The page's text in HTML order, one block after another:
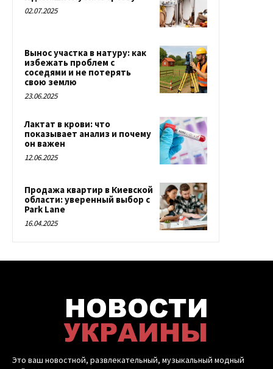
02.07.2025
Вынос участка в натуру: как
избежать проблем с
соседями и не потерять
свою землю
23.06.2025
Лактат в крови: что
показывает анализ и почему
он важен
12.06.2025
Продажа квартир в Киевской
области: уверенный выбор с
Park Lane
16.04.2025
Это ваш новостной, развлекательный, музыкальный модный